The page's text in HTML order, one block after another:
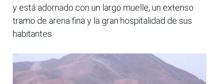
y está adornado con un largo muelle, un extenso
tramo de arena fina y la gran hospitalidad de sus
habitantes.